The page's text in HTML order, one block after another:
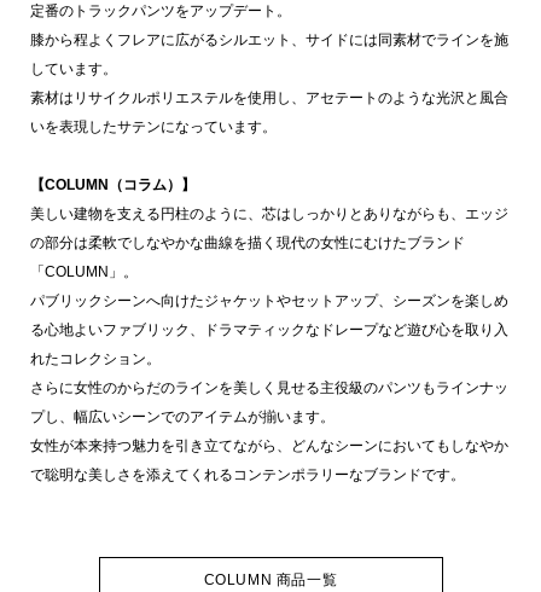
定番のトラックパンツをアップデート。
膝から程よくフレアに広がるシルエット、サイドには同素材でラインを施
しています。
素材はリサイクルポリエステルを使用し、アセテートのような光沢と風合
いを表現したサテンになっています。
【COLUMN（コラム）】
美しい建物を支える円柱のように、芯はしっかりとありながらも、エッジ
の部分は柔軟でしなやかな曲線を描く現代の女性にむけたブランド
「COLUMN」。
パブリックシーンへ向けたジャケットやセットアップ、シーズンを楽しめ
る心地よいファブリック、ドラマティックなドレープなど遊び心を取り入
れたコレクション。
さらに女性のからだのラインを美しく見せる主役級のパンツもラインナッ
プし、幅広いシーンでのアイテムが揃います。
女性が本来持つ魅力を引き立てながら、どんなシーンにおいてもしなやか
で聡明な美しさを添えてくれるコンテンポラリーなブランドです。
COLUMN 商品一覧